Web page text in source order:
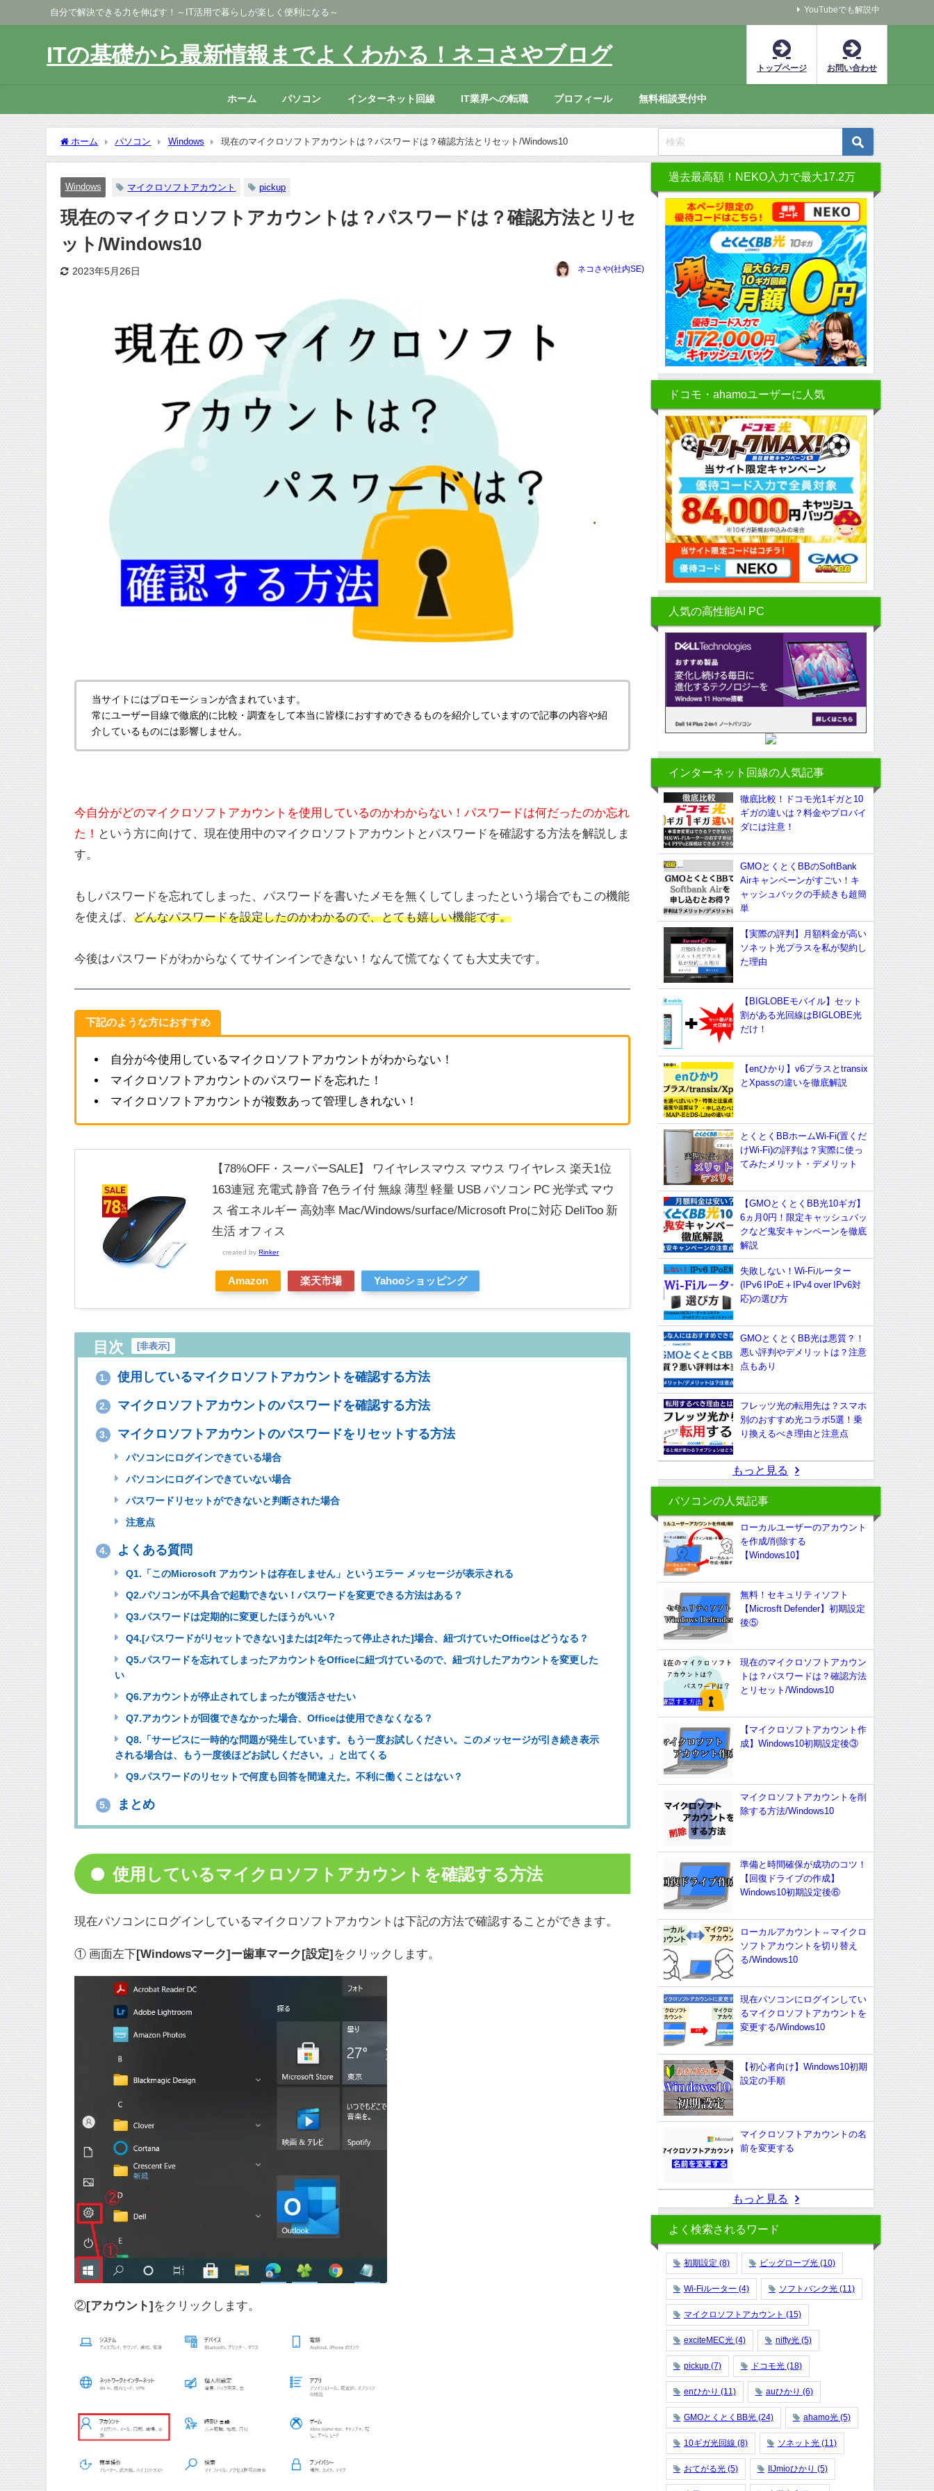
自分で解決できる力を伸ばす！～IT活用で暮らしが楽しく便利になる～ YouTubeでも解説中
ITの基礎から最新情報までよくわかる！ネコさやブログ
トップページ お問い合わせ
ホーム パソコン インターネット回線 IT業界への転職 プロフィール 無料相談受付中
ホーム パソコン Windows 現在のマイクロソフトアカウントは？パスワードは？確認方法とリセット/Windows10
Windows マイクロソフトアカウント pickup
現在のマイクロソフトアカウントは？パスワードは？確認方法とリセ
ット/Windows10
2023年5月26日 ネコさや(社内SE)
当サイトにはプロモーションが含まれています。
常にユーザー目線で徹底的に比較・調査をして本当に皆様におすすめできるものを紹介していますので記事の内容や紹
介しているものには影響しません。
今自分がどのマイクロソフトアカウントを使用しているのかわからない！パスワードは何だったのか忘れ
た！ という方に向けて、現在使用中のマイクロソフトアカウントとパスワードを確認する方法を解説しま
す。
もしパスワードを忘れてしまった、パスワードを書いたメモを無くしてしまったという場合でもこの機能
を使えば、どんなパスワードを設定したのかわかるので、とても嬉しい機能です。
今後はパスワードがわからなくてサインインできない！なんて慌てなくても大丈夫です。
下記のような方におすすめ
自分が今使用しているマイクロソフトアカウントがわからない！
マイクロソフトアカウントのパスワードを忘れた！
マイクロソフトアカウントが複数あって管理しきれない！
【78%OFF・スーパーSALE】 ワイヤレスマウス マウス ワイヤレス 楽天1位
163連冠 充電式 静音 7色ライ付 無線 薄型 軽量 USB パソコン PC 光学式 マウ
ス 省エネルギー 高効率 Mac/Windows/surface/Microsoft Proに対応 DeliToo 新
生活 オフィス
created byRinker
Amazon 楽天市場 Yahooショッピング
目次 [非表示]
1. 使用しているマイクロソフトアカウントを確認する方法
2. マイクロソフトアカウントのパスワードを確認する方法
3. マイクロソフトアカウントのパスワードをリセットする方法
パソコンにログインできている場合
パソコンにログインできていない場合
パスワードリセットができないと判断された場合
注意点
4. よくある質問
Q1.「このMicrosoft アカウントは存在しません」というエラー メッセージが表示される
Q2.パソコンが不具合で起動できない！パスワードを変更できる方法はある？
Q3.パスワードは定期的に変更したほうがいい？
Q4.[パスワードがリセットできない]または[2年たって停止された]場合、紐づけていたOfficeはどうなる？
Q5.パスワードを忘れてしまったアカウントをOfficeに紐づけているので、紐づけしたアカウントを変更した
い
Q6.アカウントが停止されてしまったが復活させたい
Q7.アカウントが回復できなかった場合、Officeは使用できなくなる？
Q8.「サービスに一時的な問題が発生しています。もう一度お試しください。このメッセージが引き続き表示
される場合は、もう一度後ほどお試しください。」と出てくる
Q9.パスワードのリセットで何度も回答を間違えた。不利に働くことはない？
5. まとめ
使用しているマイクロソフトアカウントを確認する方法
現在パソコンにログインしているマイクロソフトアカウントは下記の方法で確認することができます。
① 画面左下[Windowsマーク]ー歯車マーク[設定]をクリックします。
②[アカウント]をクリックします。
過去最高額！NEKO入力で最大17.2万
ドコモ・ahamoユーザーに人気
人気の高性能AI PC
インターネット回線の人気記事
徹底比較！ドコモ光1ギガと10
ギガの違いは？料金やプロバイ
ダには注意！
GMOとくとくBBのSoftBank
Airキャンペーンがすごい！キ
ャッシュバックの手続きも超簡
単
【実際の評判】月額料金が高い
ソネット光プラスを私が契約し
た理由
【BIGLOBEモバイル】セット
割がある光回線はBIGLOBE光
だけ！
【enひかり】v6プラスとtransix
とXpassの違いを徹底解説
とくとくBBホームWi-Fi(置くだ
けWi-Fi)の評判は？実際に使っ
てみたメリット・デメリット
【GMOとくとくBB光10ギガ】
6ヵ月0円！限定キャッシュバッ
クなど鬼安キャンペーンを徹底
解説
失敗しない！Wi-Fiルーター
(IPv6 IPoE＋IPv4 over IPv6対
応)の選び方
GMOとくとくBB光は悪質？！
悪い評判やデメリットは？注意
点もあり
フレッツ光の転用先は？スマホ
別のおすすめ光コラボ5選！乗
り換えるべき理由と注意点
もっと見る
パソコンの人気記事
ローカルユーザーのアカウント
を作成/削除する
【Windows10】
無料！セキュリティソフト
【Microsft Defender】初期設定
後⑤
現在のマイクロソフトアカウン
トは？パスワードは？確認方法
とリセット/Windows10
【マイクロソフトアカウント作
成】Windows10初期設定後③
マイクロソフトアカウントを削
除する方法/Windows10
準備と時間確保が成功のコツ！
【回復ドライブの作成】
Windows10初期設定後⑥
ローカルアカウント⇔マイクロ
ソフトアカウントを切り替え
る/Windows10
現在パソコンにログインしてい
るマイクロソフトアカウントを
変更する/Windows10
【初心者向け】Windows10初期
設定の手順
マイクロソフトアカウントの名
前を変更する
もっと見る
よく検索されるワード
初期設定 (8) ビッグローブ光(10)
Wi-Fiルーター (4) ソフトバンク光(11)
マイクロソフトアカウント (15)
exciteMEC光(4) nifty光(5)
pickup(7) ドコモ光(18)
enひかり (11) auひかり (6)
GMOとくとくBB光(24) ahamo光(5)
10ギガ光回線 (8) ソネット光(11)
おてがる光(5) IIJmioひかり (5)